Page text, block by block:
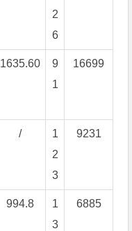
2
6
1635.60
9
1
16699
/
1
2
3
9231
994.8
1
3
6885